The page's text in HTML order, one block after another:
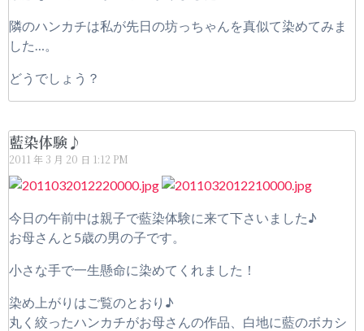
隣のハンカチは私が先日の坊っちゃんを真似て染めてみま
した…。
どうでしょう？
藍染体験♪
2011 年 3 月 20 日 1:12 PM
今日の午前中は親子で藍染体験に来て下さいました♪
お母さんと5歳の男の子です。
小さな手で一生懸命に染めてくれました！
染め上がりはご覧のとおり♪
丸く絞ったハンカチがお母さんの作品、白地に藍のボカシ